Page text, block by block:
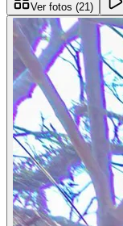
Ver fotos (21)